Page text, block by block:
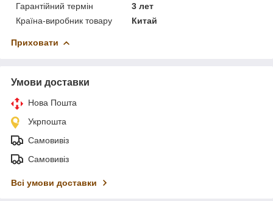
Гарантійний термін
3 лет
Країна-виробник товару
Китай
Приховати
Умови доставки
Нова Пошта
Укрпошта
Самовивіз
Самовивіз
Всі умови доставки